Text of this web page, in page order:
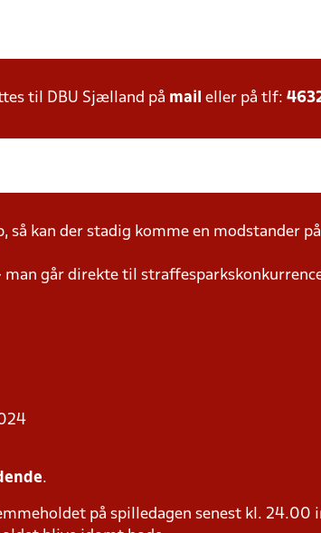
til DBU Sjælland på mail eller på tlf:
så kan der stadig komme en modstander
går direkte til
.
på spilledagen senest kl. 24.00